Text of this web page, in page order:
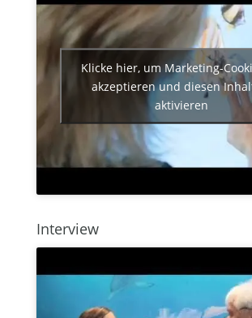
Klicke hier, um Marketing-
akzeptieren und diesen
aktivieren
Interview